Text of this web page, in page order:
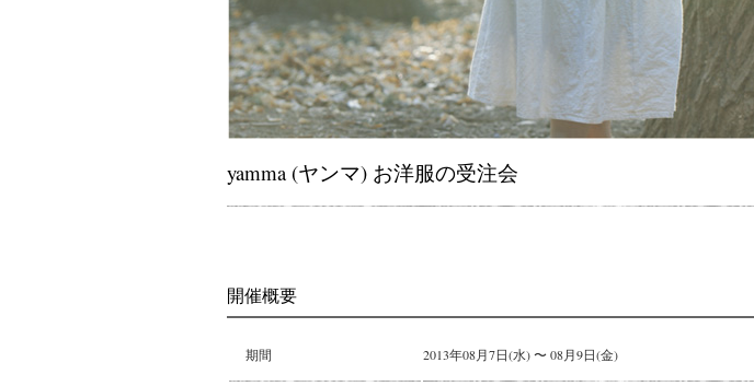
yamma (ヤンマ) お洋服の受注会
開催概要
期間 2013年08月7日(水) 〜 08月9日(金)